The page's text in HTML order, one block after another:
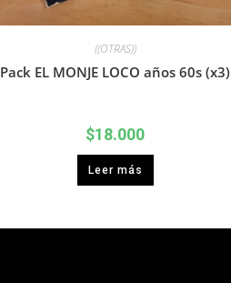
((OTRAS))
Pack EL MONJE LOCO años 60s (x3)
$18.000
Leer más